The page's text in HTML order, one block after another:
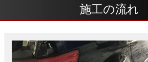
施工の流れ